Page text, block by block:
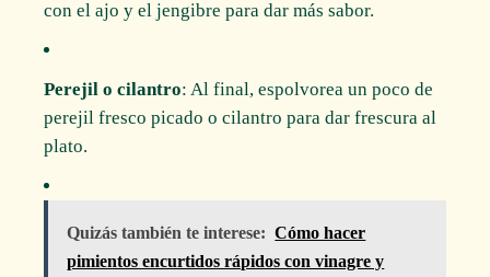
con el ajo y el jengibre para dar más sabor.
Perejil o cilantro: Al final, espolvorea un poco de
perejil fresco picado o cilantro para dar frescura al
plato.
Quizás también te interese: Cómo hacer
pimientos encurtidos rápidos con vinagre y